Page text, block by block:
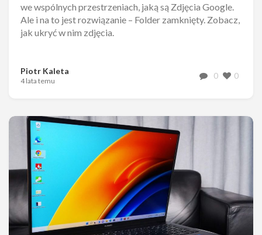
we wspólnych przestrzeniach, jaką są Zdjęcia Google.
Ale i na to jest rozwiązanie – Folder zamknięty. Zobacz,
jak ukryć w nim zdjęcia.
Piotr Kaleta
4 lata temu
0 0